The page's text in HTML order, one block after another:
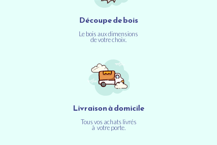
Découpe de bois
Le bois aux dimensions
de votre choix.
Livraison à domicile
Tous vos achats livrés
à votre porte.